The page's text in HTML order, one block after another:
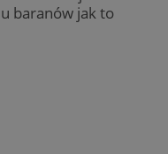
baranów jak to